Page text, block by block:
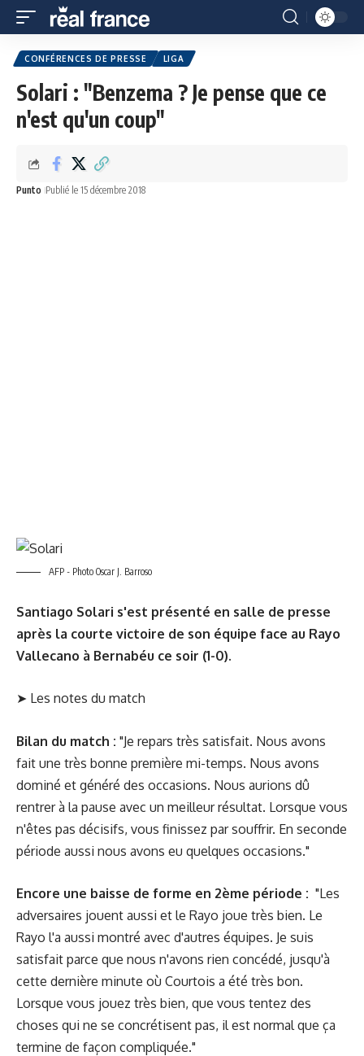
CONFÉRENCES DE PRESSE LIGA
Solari : "Benzema ? Je pense que ce
n'est qu'un coup"
Punto Publié le 15 décembre 2018
AFP - Photo Oscar J. Barroso
Santiago Solari s'est présenté en salle de presse
après la courte victoire de son équipe face au Rayo
Vallecano à Bernabéu ce soir (1-0).
➤ Les notes du match
Bilan du match : "Je repars très satisfait. Nous avons
fait une très bonne première mi-temps. Nous avons
dominé et généré des occasions. Nous aurions dû
rentrer à la pause avec un meilleur résultat. Lorsque vous
n'êtes pas décisifs, vous finissez par souffrir. En seconde
période aussi nous avons eu quelques occasions."
Encore une baisse de forme en 2ème période : "Les
adversaires jouent aussi et le Rayo joue très bien. Le
Rayo l'a aussi montré avec d'autres équipes. Je suis
satisfait parce que nous n'avons rien concédé, jusqu'à
cette dernière minute où Courtois a été très bon.
Lorsque vous jouez très bien, que vous tentez des
choses qui ne se concrétisent pas, il est normal que ça
termine de façon compliquée."